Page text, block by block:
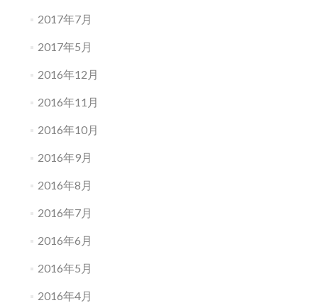
2017年7月
2017年5月
2016年12月
2016年11月
2016年10月
2016年9月
2016年8月
2016年7月
2016年6月
2016年5月
2016年4月